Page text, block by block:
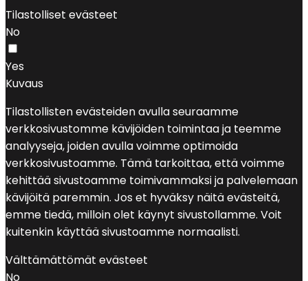
Tilastolliset evästeet
No
Yes
Kuvaus
Tilastollisten evästeiden avulla seuraamme
verkkosivustomme kävijöiden toimintaa ja teemme
analyyseja, joiden avulla voimme optimoida
verkkosivustoamme. Tämä tarkoittaa, että voimme
kehittää sivustoamme toimivammaksi ja palvelemaan
kävijöitä paremmin. Jos et hyväksy näitä evästeitä,
emme tiedä, milloin olet käynyt sivustollamme. Voit
kuitenkin käyttää sivustoamme normaalisti.
Välttämättömät evästeet
No